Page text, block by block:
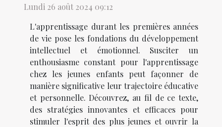
Lundi 26 août 2024 09:12
L'apprentissage durant les premières années
de vie pose les fondations du développement
intellectuel et émotionnel. Susciter un
enthousiasme constant pour l'apprentissage
chez les jeunes enfants peut façonner de
manière significative leur trajectoire éducative
et personnelle. Découvrez, au fil de ce texte,
des stratégies innovantes et efficaces pour
stimuler l'esprit des plus jeunes et ouvrir la